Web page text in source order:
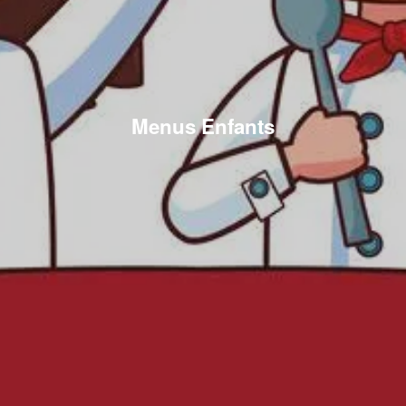
Menus Enfants